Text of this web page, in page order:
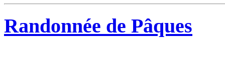
Randonnée de Pâques